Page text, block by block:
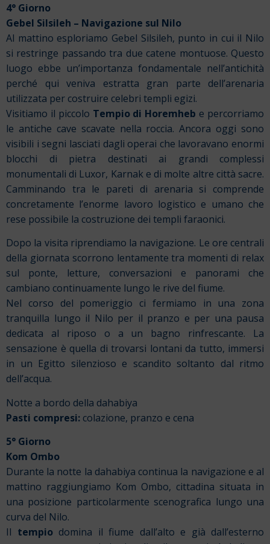
4° Giorno
Gebel Silsileh – Navigazione sul Nilo
Al mattino esploriamo Gebel Silsileh, punto in cui il Nilo
si restringe passando tra due catene montuose. Questo
luogo ebbe un’importanza fondamentale nell’antichità
perché qui veniva estratta gran parte dell’arenaria
utilizzata per costruire celebri templi egizi.
Visitiamo il piccolo Tempio di Horemheb e percorriamo
le antiche cave scavate nella roccia. Ancora oggi sono
visibili i segni lasciati dagli operai che lavoravano enormi
blocchi di pietra destinati ai grandi complessi
monumentali di Luxor, Karnak e di molte altre città sacre.
Camminando tra le pareti di arenaria si comprende
concretamente l’enorme lavoro logistico e umano che
rese possibile la costruzione dei templi faraonici.
Dopo la visita riprendiamo la navigazione. Le ore centrali
della giornata scorrono lentamente tra momenti di relax
sul ponte, letture, conversazioni e panorami che
cambiano continuamente lungo le rive del fiume.
Nel corso del pomeriggio ci fermiamo in una zona
tranquilla lungo il Nilo per il pranzo e per una pausa
dedicata al riposo o a un bagno rinfrescante. La
sensazione è quella di trovarsi lontani da tutto, immersi
in un Egitto silenzioso e scandito soltanto dal ritmo
dell’acqua.
Notte a bordo della dahabiya
Pasti compresi: colazione, pranzo e cena
5° Giorno
Kom Ombo
Durante la notte la dahabiya continua la navigazione e al
mattino raggiungiamo Kom Ombo, cittadina situata in
una posizione particolarmente scenografica lungo una
curva del Nilo.
Il tempiodomina il fiume dall’alto e già dall’esterno